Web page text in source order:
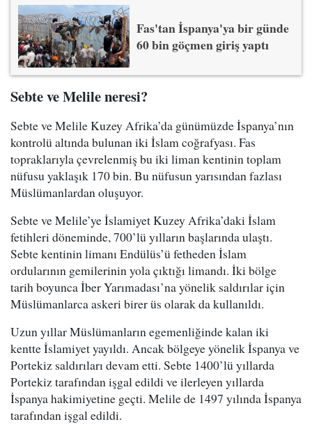
Fas'tan İspanya'ya bir günde
60 bin göçmen giriş yaptı
Sebte ve Melile neresi?
Sebte ve Melile Kuzey Afrika’da günümüzde İspanya’nın
kontrolü altında bulunan iki İslam coğrafyası. Fas
topraklarıyla çevrelenmiş bu iki liman kentinin toplam
nüfusu yaklaşık 170 bin. Bu nüfusun yarısından fazlası
Müslümanlardan oluşuyor.
Sebte ve Melile’ye İslamiyet Kuzey Afrika’daki İslam
fetihleri döneminde, 700’lü yılların başlarında ulaştı.
Sebte kentinin limanı Endülüs’ü fetheden İslam
ordularının gemilerinin yola çıktığı limandı. İki bölge
tarih boyunca İber Yarımadası’na yönelik saldırılar için
Müslümanlarca askeri birer üs olarak da kullanıldı.
Uzun yıllar Müslümanların egemenliğinde kalan iki
kentte İslamiyet yayıldı. Ancak bölgeye yönelik İspanya ve
Portekiz saldırıları devam etti. Sebte 1400’lü yıllarda
Portekiz tarafından işgal edildi ve ilerleyen yıllarda
İspanya hakimiyetine geçti. Melile de 1497 yılında İspanya
tarafından işgal edildi.